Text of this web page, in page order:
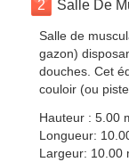
2 Salle De
Salle de
gazon)
douches. Cet
couloir (ou
Hauteur : 5.00
Longueur:
Largeur: 10.00